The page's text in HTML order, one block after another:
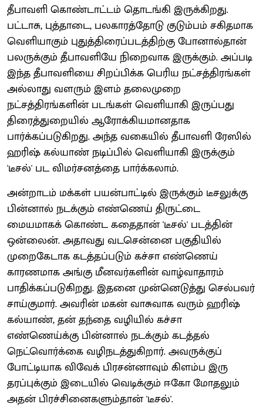
தீபாவளி கொண்டாட்டம் தொடங்கி இருக்கிறது.
பட்டாசு, புத்தாடை, பலகாரத்தோடு குடும்பம் சகிதமாக
வெளியாகும் புதுத்திரைப்படத்திற்கு போனால்தான்
பலருக்கும் தீபாவளியே நிறைவாக இருக்கும். அப்படி
இந்த தீபாவளியை சிறப்பிக்க பெரிய நட்சத்திரங்கள்
அல்லாது வளரும் இளம் தலைமுறை
நட்சத்திரங்களின் படங்கள் வெளியாகி இருப்பது
திரைத்துறையில் ஆரோக்கியமானதாக
பார்க்கப்படுகிறது. அந்த வகையில் தீபாவளி ரேஸில்
ஹரிஷ் கல்யாண் நடிப்பில் வெளியாகி இருக்கும்
'டீசல்' பட விமர்சனத்தை பார்க்கலாம்.
அன்றாடம் மக்கள் பயன்பாட்டில் இருக்கும் டீசலுக்கு
பின்னால் நடக்கும் எண்ணெய் திருட்டை
மையமாகக் கொண்ட கதைதான் 'டீசல்' படத்தின்
ஒன்லைன். அதாவது வடசென்னை பகுதியில்
முறைகேடாக கடத்தப்படும் கச்சா எண்ணெய்
காரணமாக அங்கு மீனவர்களின் வாழ்வாதாரம்
பாதிக்கப்படுகிறது. இதனை முன்னெடுத்து செல்பவர்
சாய்குமார். அவரின் மகன் வாசுவாக வரும் ஹரிஷ்
கல்யாண், தன் தந்தை வழியில் கச்சா
எண்ணெய்க்கு பின்னால் நடக்கும் கடத்தல்
நெட்வொர்க்கை வழிநடத்துகிறார். அவருக்குப்
போட்டியாக விவேக் பிரசன்னாவும் கிளம்ப இரு
தரப்புக்கும் இடையில் வெடிக்கும் ஈகோ மோதலும்
அதன் பிரச்சினைகளும்தான் 'டீசல்'.